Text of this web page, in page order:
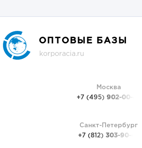
ОПТОВЫЕ БАЗЫ
korporacia.ru
Москва
+7 (495) 902-00-48
Санкт-Петербург
+7 (812) 303-90-48